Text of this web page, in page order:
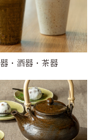
器・酒器・茶器